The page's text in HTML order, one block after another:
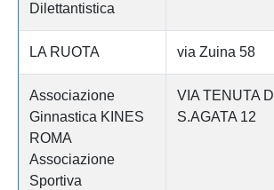
Dilettantistica
LA RUOTA via Zuina 58
Associazione
Ginnastica KINES
ROMA
Associazione
Sportiva
VIA TENUTA DI
S.AGATA 12